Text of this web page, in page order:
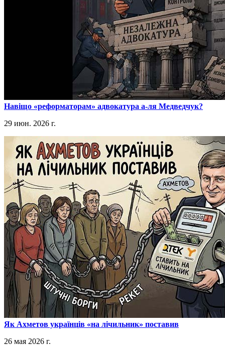
​Навіщо «реформаторам» адвокатура а-ля Медведчук?
29 июн. 2026 г.
​Як Ахметов українців «на лічильник» поставив
26 мая 2026 г.